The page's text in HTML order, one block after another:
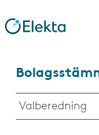
Valberedning